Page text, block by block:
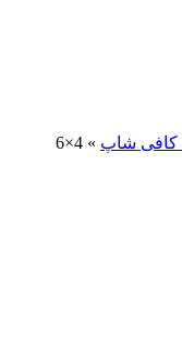
کافی شاپ »
4×6